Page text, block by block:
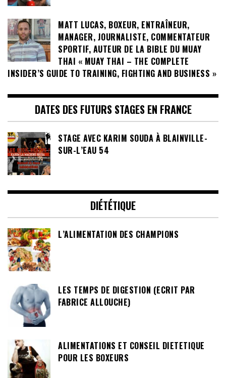
MATT LUCAS, BOXEUR, ENTRAÎNEUR,
MANAGER, JOURNALISTE, COMMENTATEUR
SPORTIF, AUTEUR DE LA BIBLE DU MUAY
THAI « MUAY THAI – THE COMPLETE
INSIDER’S GUIDE TO TRAINING, FIGHTING AND BUSINESS »
DATES DES FUTURS STAGES EN FRANCE
STAGE AVEC KARIM SOUDA À BLAINVILLE-
SUR-L’EAU 54
DIÉTÉTIQUE
L’ALIMENTATION DES CHAMPIONS
LES TEMPS DE DIGESTION (ECRIT PAR
FABRICE ALLOUCHE)
ALIMENTATIONS ET CONSEIL DIETETIQUE
POUR LES BOXEURS